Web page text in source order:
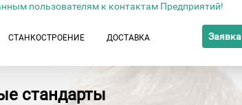
пользователям к контактам Предприятий!
СТАНКОСТРОЕНИЕ ДОСТАВКА Заявка
стандарты